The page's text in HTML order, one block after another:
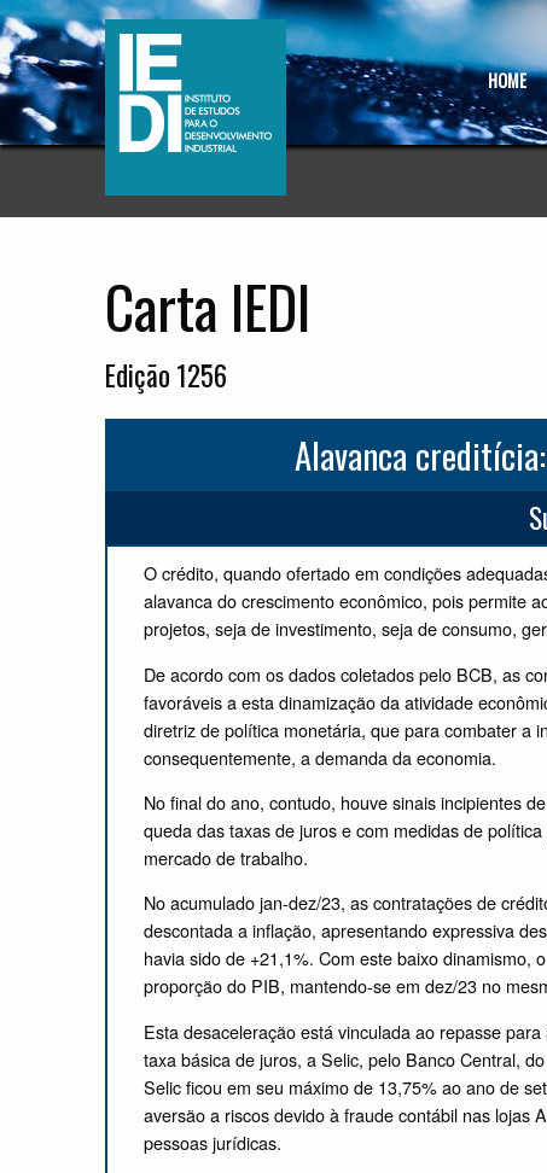
HOME
Carta IEDI
Edição 1256
Alavanca
O crédito, quando ofertado em condições
alavanca do crescimento econômico, pois permite
projetos, seja de investimento, seja de consumo,
De acordo com os dados coletados pelo BCB, as
favoráveis a esta dinamização da atividade
diretriz de política monetária, que para combater a
consequentemente, a demanda da economia.
No final do ano, contudo, houve sinais incipientes
queda das taxas de juros e com medidas de
mercado de trabalho.
No acumulado jan-dez/23, as contratações de
descontada a inflação, apresentando expressiva
havia sido de +21,1%. Com este baixo dinamismo,
proporção do PIB, mantendo-se em dez/23 no
Esta desaceleração está vinculada ao repasse
taxa básica de juros, a Selic, pelo Banco Central,
Selic ficou em seu máximo de 13,75% ao ano de
aversão a riscos devido à fraude contábil nas lojas
pessoas jurídicas.